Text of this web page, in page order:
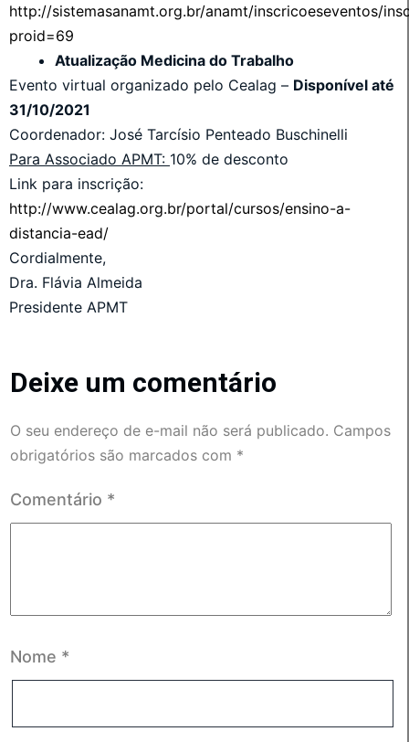
http://sistemasanamt.org.br/anamt/inscricoeseventos/
proid=69
Atualização Medicina do Trabalho
Evento virtual organizado pelo Cealag – Disponível até
31/10/2021
Coordenador: José Tarcísio Penteado Buschinelli
Para Associado APMT: 10% de desconto
Link para inscrição:
http://www.cealag.org.br/portal/cursos/ensino-a-
distancia-ead/
Cordialmente,
Dra. Flávia Almeida
Presidente APMT
Deixe um comentário
O seu endereço de e-mail não será publicado. Campos
obrigatórios são marcados com *
Comentário *
Nome *